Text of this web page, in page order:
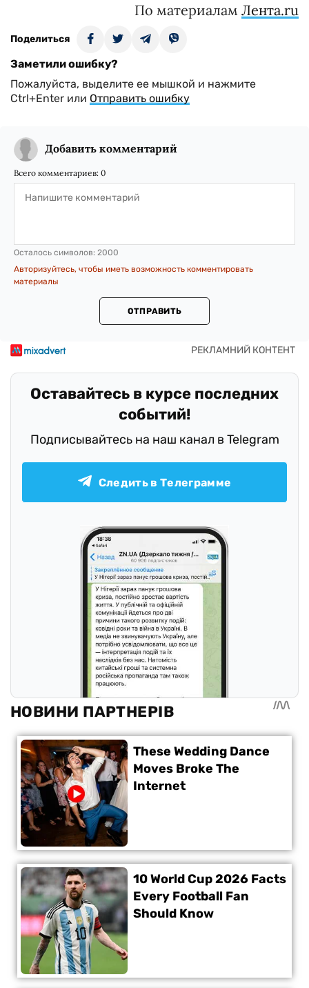
По материалам Лента.ru
Поделиться
Заметили ошибку?
Пожалуйста, выделите ее мышкой и нажмите
Ctrl+Enter или Отправить ошибку
Добавить комментарий
Всего комментариев: 0
Осталось символов: 2000
Авторизуйтесь, чтобы иметь возможность комментировать
материалы
ОТПРАВИТЬ
Оставайтесь в курсе последних
событий!
Подписывайтесь на наш канал в Telegram
Следить в Телеграмме